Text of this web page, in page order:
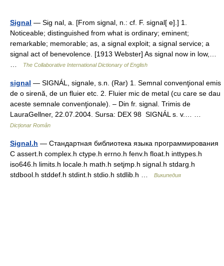
Signal — Sig nal, a. [From signal, n.: cf. F. signal[ e].] 1.
Noticeable; distinguished from what is ordinary; eminent;
remarkable; memorable; as, a signal exploit; a signal service; a
signal act of benevolence. [1913 Webster] As signal now in low,…
The Collaborative International Dictionary of English
signal — SIGNÁL, signale, s.n. (Rar) 1. Semnal convenţional emis
de o sirenă, de un fluier etc. 2. Fluier mic de metal (cu care se dau
aceste semnale convenţionale). – Din fr. signal. Trimis de
LauraGellner, 22.07.2004. Sursa: DEX 98 SIGNÁL s. v.… …
Dicționar Român
Signal.h — Стандартная библиотека языка программирования
С assert.h complex.h ctype.h errno.h fenv.h float.h inttypes.h
iso646.h limits.h locale.h math.h setjmp.h signal.h stdarg.h
stdbool.h stddef.h stdint.h stdio.h stdlib.h …
Википедия